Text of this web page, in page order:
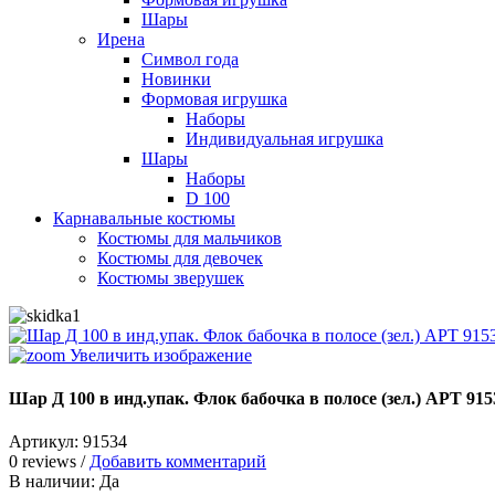
Шары
Ирена
Символ года
Новинки
Формовая игрушка
Наборы
Индивидуальная игрушка
Шары
Наборы
D 100
Карнавальные костюмы
Костюмы для мальчиков
Костюмы для девочек
Костюмы зверушек
Увеличить изображение
Шар Д 100 в инд.упак. Флок бабочка в полосе (зел.) АРТ
Артикул: 91534
0 reviews / Добавить комментарий
В наличии: Да